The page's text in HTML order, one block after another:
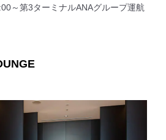
～第3ターミナルANAグループ運航